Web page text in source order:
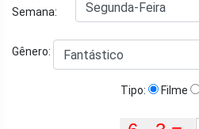
Semana:
Gênero:
Tipo: Filme